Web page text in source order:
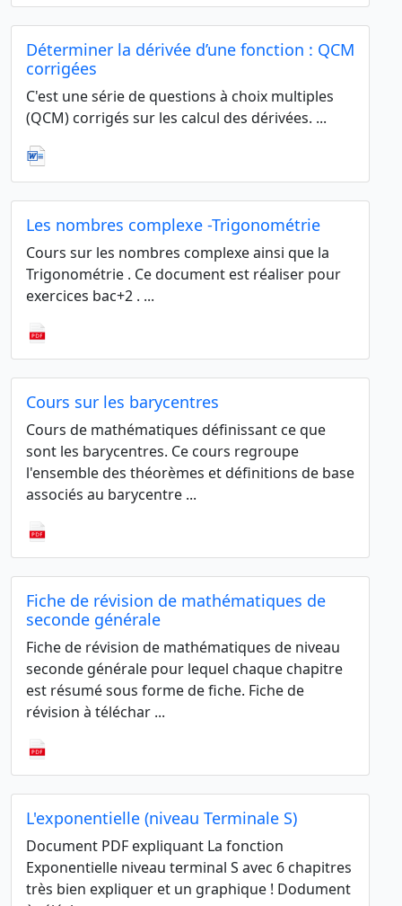
Déterminer la dérivée d’une fonction : QCM
corrigées
C'est une série de questions à choix multiples
(QCM) corrigés sur les calcul des dérivées. ...
Les nombres complexe -Trigonométrie
Cours sur les nombres complexe ainsi que la
Trigonométrie . Ce document est réaliser pour
exercices bac+2 . ...
Cours sur les barycentres
Cours de mathématiques définissant ce que
sont les barycentres. Ce cours regroupe
l'ensemble des théorèmes et définitions de base
associés au barycentre ...
Fiche de révision de mathématiques de
seconde générale
Fiche de révision de mathématiques de niveau
seconde générale pour lequel chaque chapitre
est résumé sous forme de fiche. Fiche de
révision à téléchar ...
L'exponentielle (niveau Terminale S)
Document PDF expliquant La fonction
Exponentielle niveau terminal S avec 6 chapitres
très bien expliquer et un graphique ! Dodument